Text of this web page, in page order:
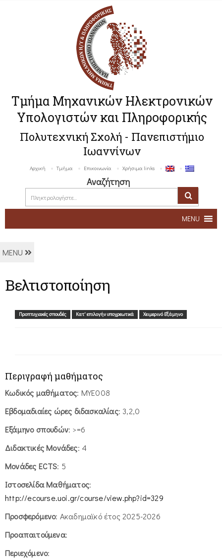
Τμήμα Μηχανικών Ηλεκτρονικών
Υπολογιστών και Πληροφορικής
Πολυτεχνική Σχολή - Πανεπιστήμιο
Ιωαννίνων
Αρχική Τμήμα Επικοινωνία Χρήσιμα links
Αναζήτηση
MENU
MENU
Βελτιστοποίηση
Προπτυχιακές σπουδές Κατ' επιλογήν υποχρεωτικά Χειμερινό Εξάμηνο
Περιγραφή μαθήματος
Κωδικός μαθήματος: ΜΥΕ008
Εβδομαδιαίες ώρες διδασκαλίας: 3,2,0
Εξάμηνο σπουδών: >=6
Διδακτικές Μονάδες: 4
Μονάδες ECTS: 5
Ιστοσελίδα Μαθήματος:
http://ecourse.uoi.gr/course/view.php?id=329
Προσφερόμενο: Ακαδημαϊκό έτος 2025-2026
Προαπαιτούμενα:
Περιεχόμενο: